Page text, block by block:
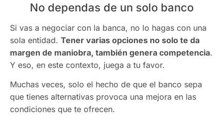
No dependas de un solo banco
Si vas a negociar con la banca, no lo hagas con una
sola entidad. Tener varias opciones no solo te da
margen de maniobra, también genera competencia.
Y eso, en este contexto, juega a tu favor.
Muchas veces, solo el hecho de que el banco sepa
que tienes alternativas provoca una mejora en las
condiciones que te ofrecen.